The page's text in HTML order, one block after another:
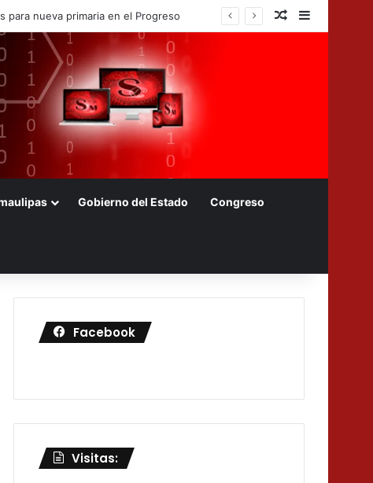
para nueva primaria en el Progreso Nota aleatoria
Gobierno del Estado Congreso
Facebook
Visitas: